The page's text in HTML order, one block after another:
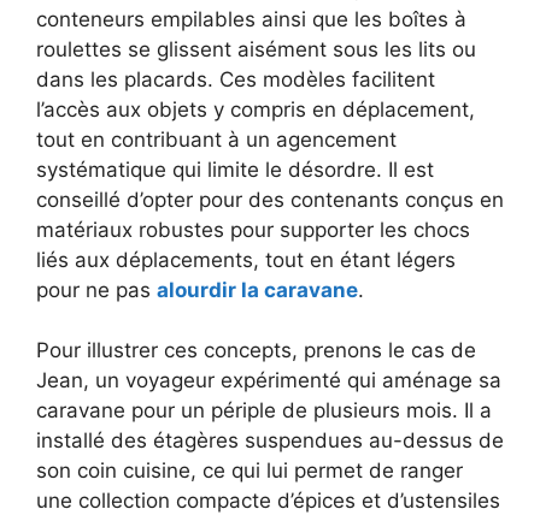
conteneurs empilables ainsi que les boîtes à
roulettes se glissent aisément sous les lits ou
dans les placards. Ces modèles facilitent
l’accès aux objets y compris en déplacement,
tout en contribuant à un agencement
systématique qui limite le désordre. Il est
conseillé d’opter pour des contenants conçus en
matériaux robustes pour supporter les chocs
liés aux déplacements, tout en étant légers
pour ne pas alourdir la caravane.
Pour illustrer ces concepts, prenons le cas de
Jean, un voyageur expérimenté qui aménage sa
caravane pour un périple de plusieurs mois. Il a
installé des étagères suspendues au-dessus de
son coin cuisine, ce qui lui permet de ranger
une collection compacte d’épices et d’ustensiles